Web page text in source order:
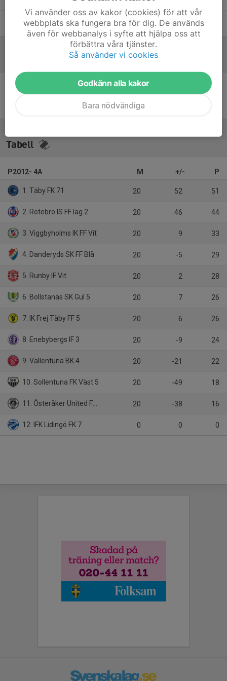
Julius Gottsta Assisterande tränare | Matchbokare |
Cupansvarig
Inget referat skrivet
Tabell
P2012- 4A M +/- P
1. Täby FK 71 20 52 51
2. Rotebro IS FF lag 2 20 46 44
3. Viggbyholms IK FF Vit 20 9 33
4. Danderyds SK FF Blå 20 -5 29
5. Runby IF Vit 20 2 28
6. Bollstanäs SK Gul 5 20 7 26
7. IK Frej Täby FF 5 20 6 26
8. Enebybergs IF 3 20 -9 24
9. Vallentuna BK 4 20 -21 22
10. Sollentuna FK Väst 5 20 -49 18
11. Österåker United FK 3 20 -38 16
12. IFK Lidingö FK 7 0 0 0
Vi använder oss av kakor (cookies) för att vår
webbplats ska fungera bra för dig. De används
även för webbanalys i syfte att hjälpa oss att
förbättra våra tjänster.
Så använder vi cookies
Godkänn alla kakor
Bara nödvändiga